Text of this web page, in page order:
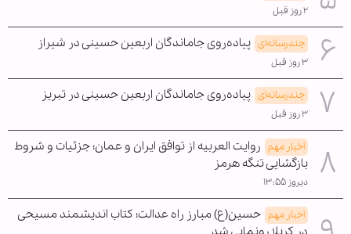
۲ روز قبل
چندرسانه‌ای پیاده‌روی جاماندگان اربعین حسینی در شیراز
۳ روز قبل
چندرسانه‌ای پیاده‌روی جاماندگان اربعین حسینی در تبریز
۳ روز قبل
اخبار مهم روایت العربیه از توافق ایران و عمان؛ جزئیات و شروط
بازگشایی تنگه هرمز
دیروز ۱۳:۵۵
اخبار مهم حسین(ع) مبارز راه عدالت؛ کتاب اندیشمند مسیحی